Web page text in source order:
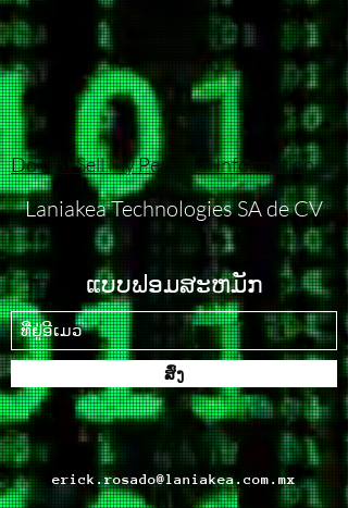
Do Not Sell My Personal Information
Laniakea Technologies SA de CV
ແບບຟອມສະຫມັກ
ສົ່ງ
erick.rosado@laniakea.com.mx